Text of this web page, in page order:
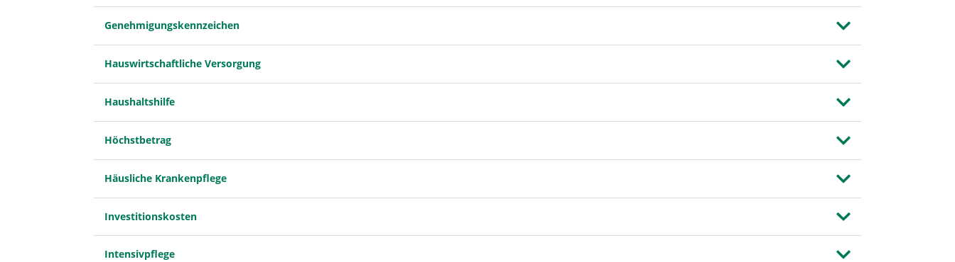
Genehmigungskennzeichen
Hauswirtschaftliche Versorgung
Haushaltshilfe
Höchstbetrag
Häusliche Krankenpflege
Investitionskosten
Intensivpflege